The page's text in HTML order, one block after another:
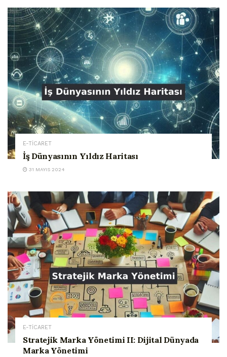
E-TİCARET
İş Dünyasının Yıldız Haritası
31 MAYIS 2024
E-TİCARET
Stratejik Marka Yönetimi II: Dijital Dünyada
Marka Yönetimi